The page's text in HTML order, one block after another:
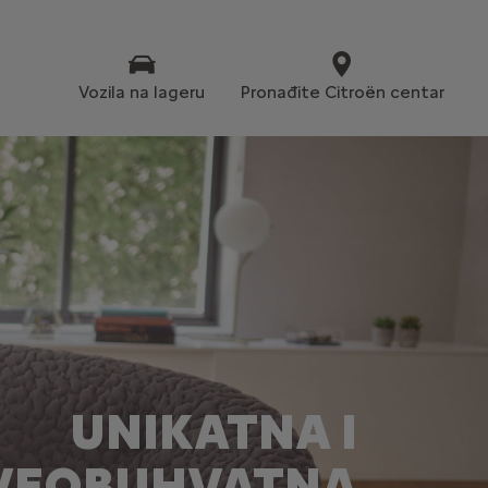
Vozila na lageru Pronađite Citroën centar
UNIKATNA I